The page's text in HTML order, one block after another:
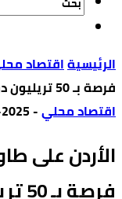
‫الرئيسية‬اقتصاد
فرصة بـ 50 تريليون دولار
اقتصاد محلي-
2025-05-11
الأردن على
فرصة بـ 50 تريليون دولار